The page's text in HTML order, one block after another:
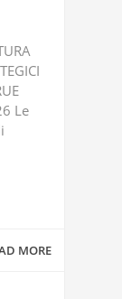
Le
MORE